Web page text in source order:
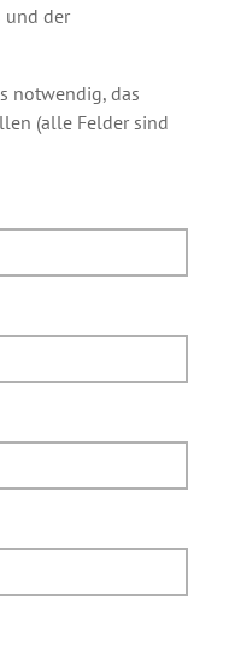
und der
notwendig, das
(alle Felder sind